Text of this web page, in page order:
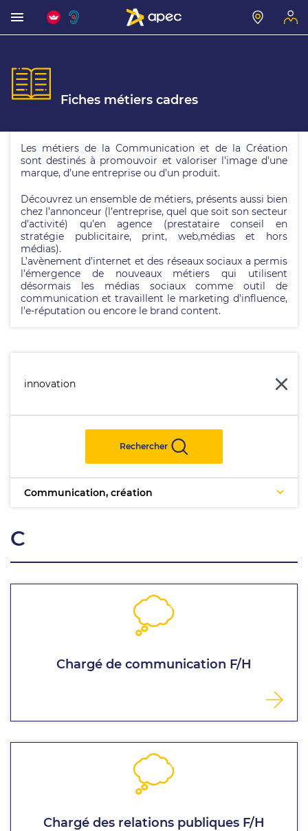
Fiches métiers cadres
Les métiers de la Communication et de la Création
sont destinés à promouvoir et valoriser l’image d’une
marque, d’une entreprise ou d’un produit.
Découvrez un ensemble de métiers, présents aussi bien
chez l’annonceur (l’entreprise, quel que soit son secteur
d’activité) qu’en agence (prestataire conseil en
stratégie publicitaire, print, web,médias et hors
médias).
L’avènement d’internet et des réseaux sociaux a permis
l’émergence de nouveaux métiers qui utilisent
désormais les médias sociaux comme outil de
communication et travaillent le marketing d’influence,
l’e-réputation ou encore le brand content.
Rechercher
Communication, création
C
Chargé de communication F/H
Chargé des relations publiques F/H